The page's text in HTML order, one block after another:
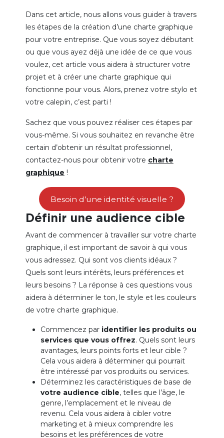
Dans cet article, nous allons vous guider à travers
les étapes de la création d’une charte graphique
pour votre entreprise. Que vous soyez débutant
ou que vous ayez déjà une idée de ce que vous
voulez, cet article vous aidera à structurer votre
projet et à créer une charte graphique qui
fonctionne pour vous. Alors, prenez votre stylo et
votre calepin, c’est parti !
Sachez que vous pouvez réaliser ces étapes par
vous-même. Si vous souhaitez en revanche être
certain d’obtenir un résultat professionnel,
contactez-nous pour obtenir votre charte
graphique !
Besoin d’une identité visuelle ?
Définir une audience cible
Avant de commencer à travailler sur votre charte
graphique, il est important de savoir à qui vous
vous adressez. Qui sont vos clients idéaux ?
Quels sont leurs intérêts, leurs préférences et
leurs besoins ? La réponse à ces questions vous
aidera à déterminer le ton, le style et les couleurs
de votre charte graphique.
Commencez par identifier les produits ou
services que vous offrez. Quels sont leurs
avantages, leurs points forts et leur cible ?
Cela vous aidera à déterminer qui pourrait
être intéressé par vos produits ou services.
Déterminez les caractéristiques de base de
votre audience cible, telles que l’âge, le
genre, l’emplacement et le niveau de
revenu. Cela vous aidera à cibler votre
marketing et à mieux comprendre les
besoins et les préférences de votre